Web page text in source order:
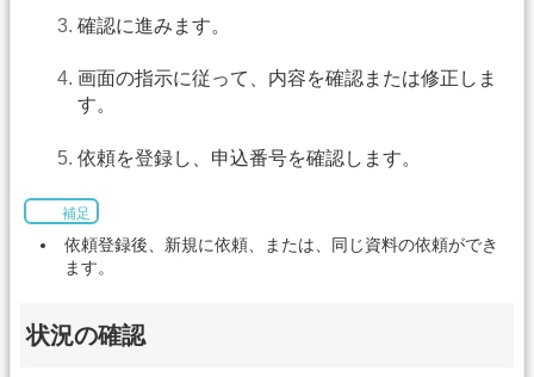
確認に進みます。
画面の指示に従って、内容を確認または修正しま
す。
依頼を登録し、申込番号を確認します。
補足
依頼登録後、新規に依頼、または、同じ資料の依頼ができ
ます。
状況の確認